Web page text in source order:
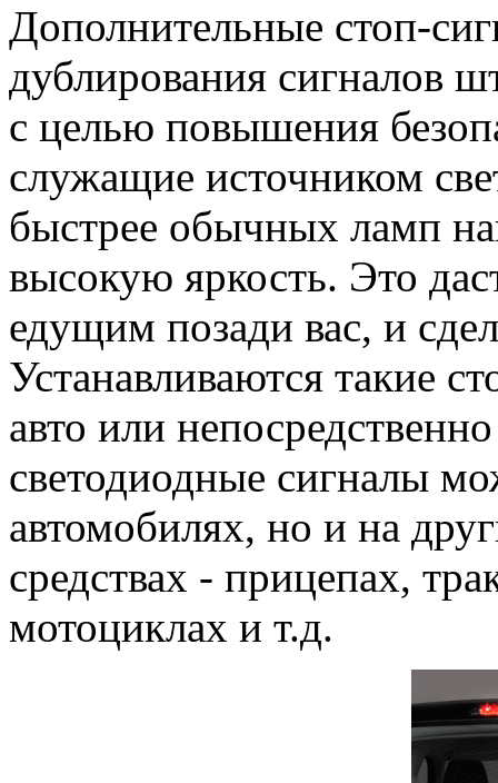
Дополнительные стоп-
дублирования сигналов
с целью повышения
служащие источником
быстрее обычных ламп
высокую яркость. Это
едущим позади вас, и
Устанавливаются такие
авто или
светодиодные сигналы
автомобилях, но и на
средствах - прицепах,
мотоциклах и т.д.